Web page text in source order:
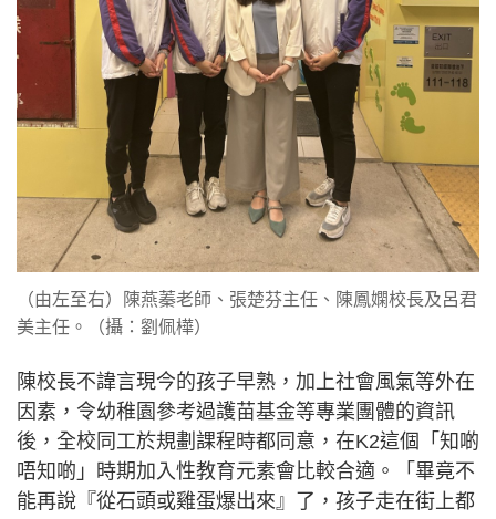
（由左至右）陳燕蓁老師、張楚芬主任、陳鳳嫻校長及呂君
美主任。（攝：劉佩樺）
陳校長不諱言現今的孩子早熟，加上社會風氣等外在
因素，令幼稚園參考過護苗基金等專業團體的資訊
後，全校同工於規劃課程時都同意，在K2這個「知啲
唔知啲」時期加入性教育元素會比較合適。「畢竟不
能再說『從石頭或雞蛋爆出來』了，孩子走在街上都